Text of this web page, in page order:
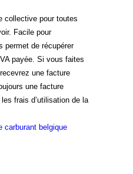
collective pour toutes
Facile pour
permet de récupérer
payée. Si vous faites
une facture
une facture
frais d’utilisation de la
carburant belgique